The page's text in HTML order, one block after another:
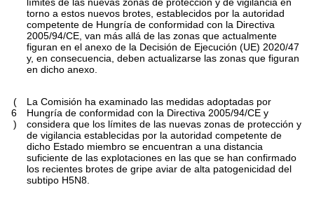
límites de las nuevas zonas de protección y de vigilancia en
torno a estos nuevos brotes, establecidos por la autoridad
competente de Hungría de conformidad con la Directiva
2005/94/CE, van más allá de las zonas que actualmente
figuran en el anexo de la Decisión de Ejecución (UE) 2020/47
y, en consecuencia, deben actualizarse las zonas que figuran
en dicho anexo.
(
6
)
La Comisión ha examinado las medidas adoptadas por
Hungría de conformidad con la Directiva 2005/94/CE y
considera que los límites de las nuevas zonas de protección y
de vigilancia establecidas por la autoridad competente de
dicho Estado miembro se encuentran a una distancia
suficiente de las explotaciones en las que se han confirmado
los recientes brotes de gripe aviar de alta patogenicidad del
subtipo H5N8.